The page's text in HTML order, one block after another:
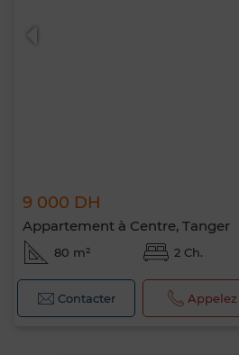
9 000 DH
Appartement à Centre, Tanger
80 m² 2 Ch.
Contacter Appelez